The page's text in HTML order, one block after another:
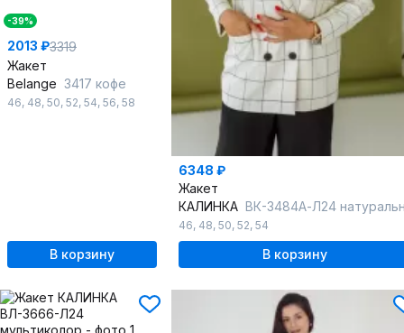
-39%
2013 ₽3319
Жакет
Belange 3417 кофе
46, 48, 50, 52, 54, 56, 58
В корзину
6348 ₽
Жакет
КАЛИНКА ВК-3484А-Л24 натурально-черная
46, 48, 50, 52, 54
В корзину